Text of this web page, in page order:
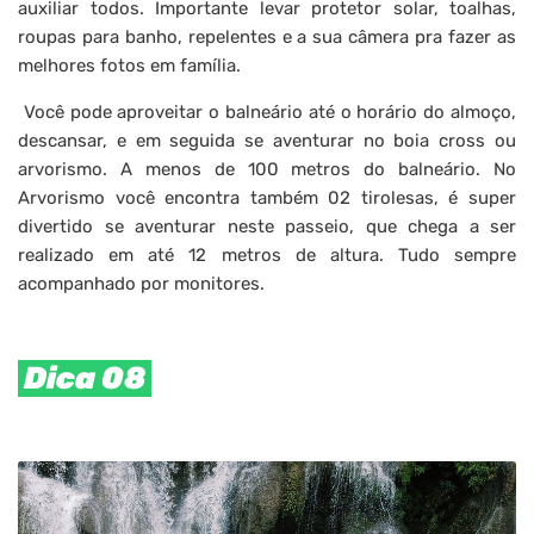
auxiliar todos. Importante levar protetor solar, toalhas,
roupas para banho, repelentes e a sua câmera pra fazer as
melhores fotos em família.
Você pode aproveitar o balneário até o horário do almoço,
descansar, e em seguida se aventurar no boia cross ou
arvorismo. A menos de 100 metros do balneário. No
Arvorismo você encontra também 02 tirolesas, é super
divertido se aventurar neste passeio, que chega a ser
realizado em até 12 metros de altura. Tudo sempre
acompanhado por monitores.
Dica 08